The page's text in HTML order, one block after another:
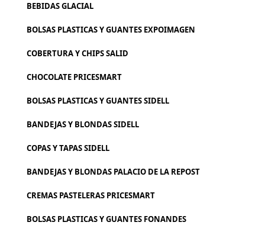
BEBIDAS GLACIAL
BOLSAS PLASTICAS Y GUANTES EXPOIMAGEN
COBERTURA Y CHIPS SALID
CHOCOLATE PRICESMART
BOLSAS PLASTICAS Y GUANTES SIDELL
BANDEJAS Y BLONDAS SIDELL
COPAS Y TAPAS SIDELL
BANDEJAS Y BLONDAS PALACIO DE LA REPOST
CREMAS PASTELERAS PRICESMART
BOLSAS PLASTICAS Y GUANTES FONANDES